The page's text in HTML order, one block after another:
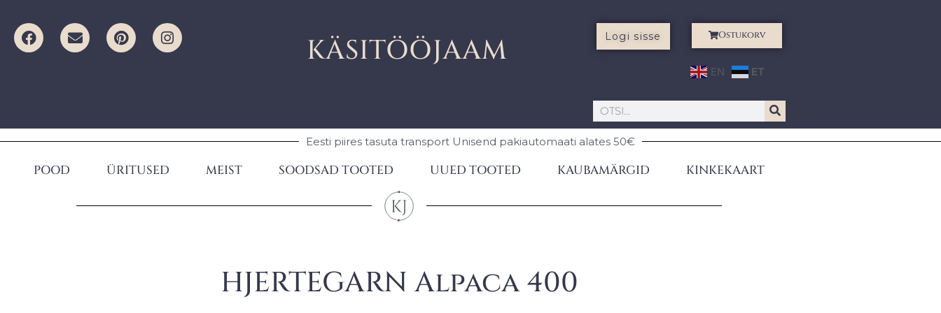
KÄSITÖÖJAAM Logi sisse Ostukorv
EN ET
Eesti piires tasuta transport Unisend pakiautomaati alates 50€
POOD ÜRITUSED MEIST SOODSAD TOOTED UUED TOOTED KAUBAMÄRGID KINKEKAART
HJERTEGARN Alpaca 400